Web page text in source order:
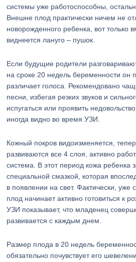
системы уже работоспособны,
Внешне плод практически ничем не
новорожденного ребенка, вот только
виднеется лануго – пушок.
Если будущие родители
на сроке 20 недель беременности он
различает голоса. Рекомендовано
песни, избегая резких звуков и
испугаться или проявить
иногда видно во время УЗИ.
Кожный покров видоизменяется,
развиваются все 4 слоя, активно
система. В этот период кожа
специальной смазкой, которая
в появлении на свет. Фактически, уже
плод начинает активно готовиться
УЗИ показывает, что младенец
развивается с каждым днем.
Размер плода в 20 недель
обязательно почувствует его